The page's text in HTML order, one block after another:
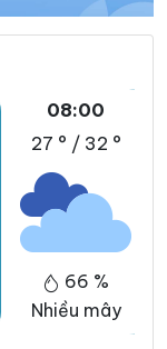
08:00
27 ° / 32 °
66 %
Nhiều mây